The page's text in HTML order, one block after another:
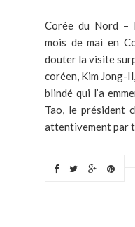
Corée du Nord –
mois de mai en
douter la visite
coréen, Kim Jong-
blindé qui l’a
Tao, le président
attentivement par